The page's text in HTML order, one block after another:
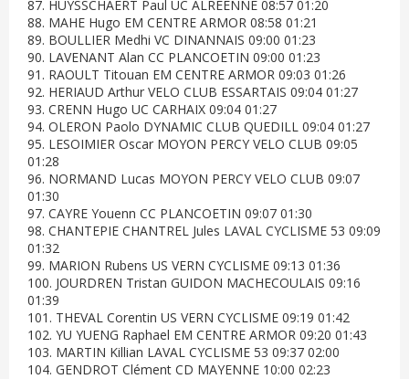
87. HUYSSCHAERT Paul UC ALREENNE 08:57 01:20
88. MAHE Hugo EM CENTRE ARMOR 08:58 01:21
89. BOULLIER Medhi VC DINANNAIS 09:00 01:23
90. LAVENANT Alan CC PLANCOETIN 09:00 01:23
91. RAOULT Titouan EM CENTRE ARMOR 09:03 01:26
92. HERIAUD Arthur VELO CLUB ESSARTAIS 09:04 01:27
93. CRENN Hugo UC CARHAIX 09:04 01:27
94. OLERON Paolo DYNAMIC CLUB QUEDILL 09:04 01:27
95. LESOIMIER Oscar MOYON PERCY VELO CLUB 09:05
01:28
96. NORMAND Lucas MOYON PERCY VELO CLUB 09:07
01:30
97. CAYRE Youenn CC PLANCOETIN 09:07 01:30
98. CHANTEPIE CHANTREL Jules LAVAL CYCLISME 53 09:09
01:32
99. MARION Rubens US VERN CYCLISME 09:13 01:36
100. JOURDREN Tristan GUIDON MACHECOULAIS 09:16
01:39
101. THEVAL Corentin US VERN CYCLISME 09:19 01:42
102. YU YUENG Raphael EM CENTRE ARMOR 09:20 01:43
103. MARTIN Killian LAVAL CYCLISME 53 09:37 02:00
104. GENDROT Clément CD MAYENNE 10:00 02:23